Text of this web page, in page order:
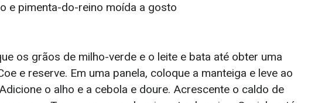
e pimenta-do-reino moída a gosto
os grãos de milho-verde e o leite e bata até obter uma
e reserve. Em uma panela, coloque a manteiga e leve ao
o alho e a cebola e doure. Acrescente o caldo de